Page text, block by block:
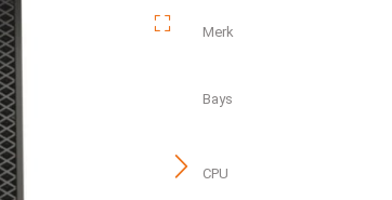
Merk
Bays
CPU